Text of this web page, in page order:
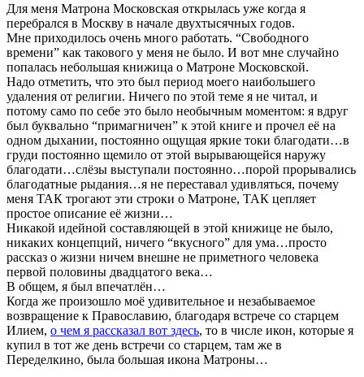
Для меня Матрона Московская открылась уже когда я
перебрался в Москву в начале двухтысячных годов.
Мне приходилось очень много работать. “Свободного
времени” как такового у меня не было. И вот мне случайно
попалась небольшая книжица о Матроне Московской.
Надо отметить, что это был период моего наибольшего
удаления от религии. Ничего по этой теме я не читал, и
потому само по себе это было необычным моментом: я вдруг
был буквально “примагничен” к этой книге и прочел её на
одном дыхании, постоянно ощущая яркие токи благодати…в
груди постоянно щемило от этой вырывающейся наружу
благодати…слёзы выступали постоянно…порой прорывались
благодатные рыдания…я не переставал удивляться, почему
меня ТАК трогают эти строки о Матроне, ТАК цепляет
простое описание её жизни…
Никакой идейной составляющей в этой книжице не было,
никаких концепций, ничего “вкусного” для ума…просто
рассказ о жизни ничем внешне не приметного человека
первой половины двадцатого века…
В общем, я был впечатлён…
Когда же произошло моё удивительное и незабываемое
возвращение к Православию, благодаря встрече со старцем
Илием, о чем я рассказал вот здесь, то в числе икон, которые я
купил в тот же день встречи со старцем, там же в
Переделкино, была большая икона Матроны…